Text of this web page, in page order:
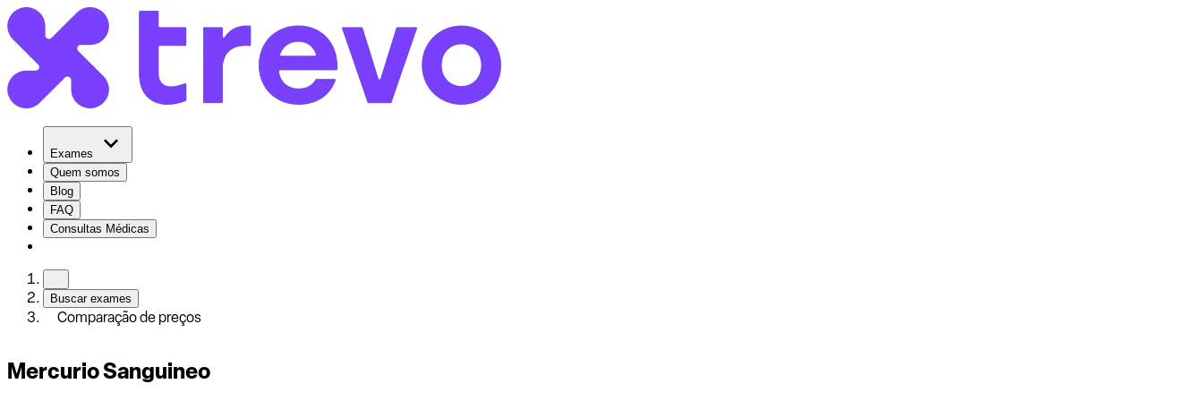
Exames
Quem somos
Blog
FAQ
Consultas Médicas
Buscar exames
Comparação de preços
Mercurio Sanguineo